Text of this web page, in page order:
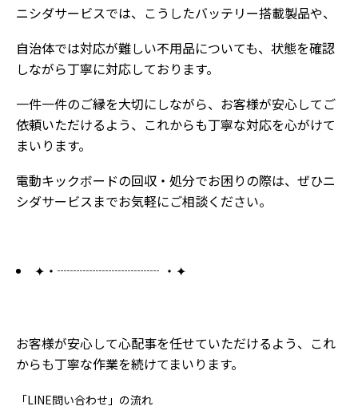
ニシダサービスでは、こうしたバッテリー搭載製品や、
自治体では対応が難しい不用品についても、状態を確認
しながら丁寧に対応しております。
一件一件のご縁を大切にしながら、お客様が安心してご
依頼いただけるよう、これからも丁寧な対応を心がけて
まいります。
電動キックボードの回収・処分でお困りの際は、ぜひニ
シダサービスまでお気軽にご相談ください。
✦・┈┈┈┈┈┈┈┈ ・✦
お客様が安心して心配事を任せていただけるよう、これ
からも丁寧な作業を続けてまいります。
「LINE問い合わせ」の流れ